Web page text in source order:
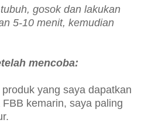
gosok dan lakukan
5-10 menit, kemudian
mencoba:
yang saya dapatkan
kemarin, saya paling